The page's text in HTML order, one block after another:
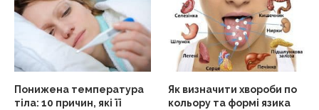
Понижена температура
тіла: 10 причин, які її
Як визначити хвороби по
кольору та формі язика